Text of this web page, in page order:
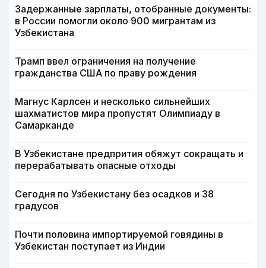
Задержанные зарплаты, отобранные документы:
в России помогли около 900 мигрантам из
Узбекистана
Трамп ввел ограничения на получение
гражданства США по праву рождения
Магнус Карлсен и несколько сильнейших
шахматистов мира пропустят Олимпиаду в
Самарканде
В Узбекистане предпрития обяжут сокращать и
перерабатывать опасные отходы
Сегодня по Узбекистану без осадков и 38
градусов
Почти половина импортируемой говядины в
Узбекистан поступает из Индии